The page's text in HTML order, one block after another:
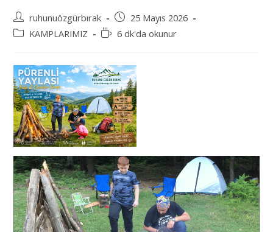
Post
author:
ruhunuözgürbırak
Post
published:
25 Mayıs 2026
PostKAMPLARIMIZ
Reading6 dk'da okunur